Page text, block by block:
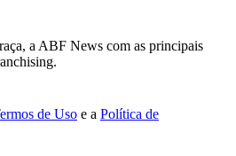
a ABF News com as principais
de Uso e a Política de